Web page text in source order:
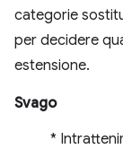
categorie
per decidere
estensione.
Svago
*